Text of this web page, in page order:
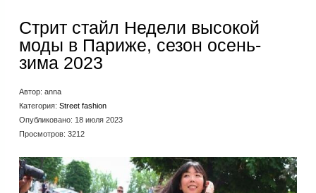
Стрит стайл Недели высокой
моды в Париже, сезон осень-
зима 2023
Автор: anna
Категория: Street fashion
Опубликовано: 18 июля 2023
Просмотров: 3212